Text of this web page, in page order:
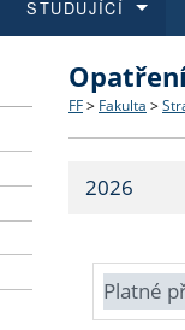
Struktura
Strategie
Fakultní
Co
Učitelské
STUDUJÍCÍ
O vědě a
Aktuální
FF > Fakulta >
2026
Platné